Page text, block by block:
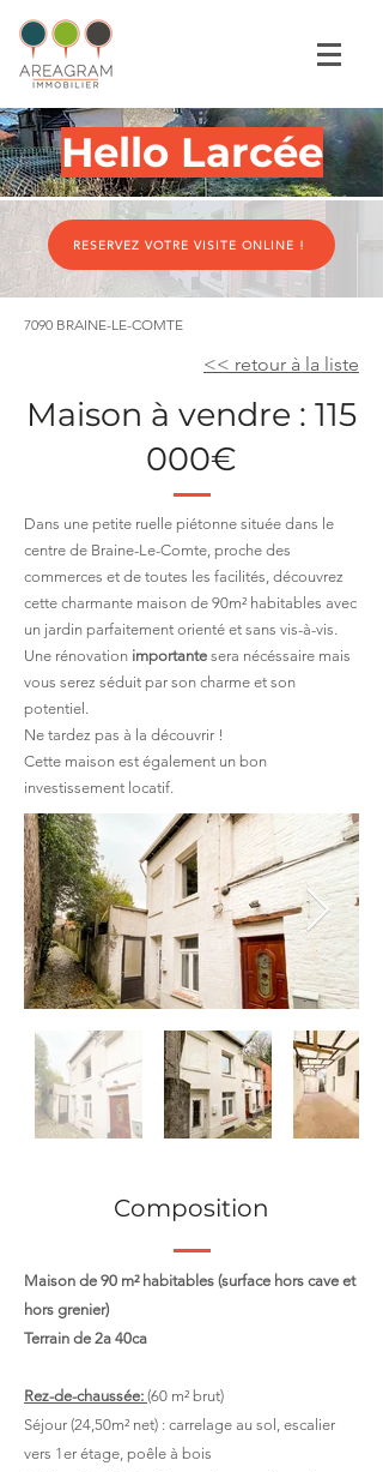
Hello Larcée
RESERVEZ VOTRE VISITE ONLINE !
7090 BRAINE-LE-COMTE
<< retour à la liste
Maison à vendre : 115
000€
Dans une petite ruelle piétonne située dans le
centre de Braine-Le-Comte, proche des
commerces et de toutes les facilités, découvrez
cette charmante maison de 90m² habitables avec
un jardin parfaitement orienté et sans vis-à-vis.
Une rénovation importante sera nécéssaire mais
vous serez séduit par son charme et son
potentiel.
Ne tardez pas à la découvrir !
Cette maison est également un bon
investissement locatif.
Composition
Maison de 90 m² habitables (surface hors cave et
hors grenier)
Terrain de 2a 40ca
Rez-de-chaussée: (60 m² brut)
Séjour (24,50m² net) : carrelage au sol, escalier
vers 1er étage, poêle à bois